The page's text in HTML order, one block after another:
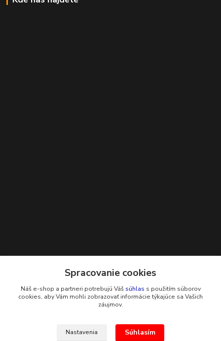
+421 948 229 224
Spracovanie cookies
Náš e-shop a partneri potrebujú Váš súhlas s použitím súborov
cookies, aby Vám mohli zobrazovať informácie týkajúce sa Vašich
záujmov.
Nastavenia Súhlasím